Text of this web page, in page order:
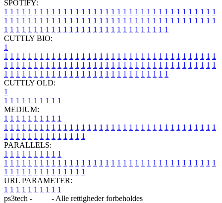
SPOTIFY:
1 1 1 1 1 1 1 1 1 1 1 1 1 1 1 1 1 1 1 1 1 1 1 1 1 1 1 1 1 1 1 1 1 1 1 1
1 1 1 1 1 1 1 1 1 1 1 1 1 1 1 1 1 1 1 1 1 1 1 1 1 1 1 1 1 1 1 1 1 1 1 1
1 1 1 1 1 1 1 1 1 1 1 1 1 1 1 1 1 1 1 1 1 1 1 1 1 1 1 1
CUTTLY BIO:
1
1 1 1 1 1 1 1 1 1 1 1 1 1 1 1 1 1 1 1 1 1 1 1 1 1 1 1 1 1 1 1 1 1 1 1 1
1 1 1 1 1 1 1 1 1 1 1 1 1 1 1 1 1 1 1 1 1 1 1 1 1 1 1 1 1 1 1 1 1 1 1 1
1 1 1 1 1 1 1 1 1 1 1 1 1 1 1 1 1 1 1 1 1 1 1 1 1 1 1 1
CUTTLY OLD:
1
1 1 1 1 1 1 1 1 1 1
MEDIUM:
1 1 1 1 1 1 1 1 1 1
1 1 1 1 1 1 1 1 1 1 1 1 1 1 1 1 1 1 1 1 1 1 1 1 1 1 1 1 1 1 1 1 1 1 1 1
1 1 1 1 1 1 1 1 1 1 1 1 1 1
PARALLELS:
1 1 1 1 1 1 1 1 1 1
1 1 1 1 1 1 1 1 1 1 1 1 1 1 1 1 1 1 1 1 1 1 1 1 1 1 1 1 1 1 1 1 1 1 1 1
1 1 1 1 1 1 1 1 1 1 1 1 1 1
URL PARAMETER:
1 1 1 1 1 1 1 1 1 1
ps3tech -
- Alle rettigheder forbeholdes